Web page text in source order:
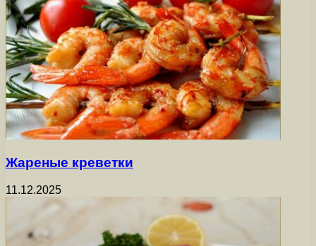
Жареные креветки
11.12.2025